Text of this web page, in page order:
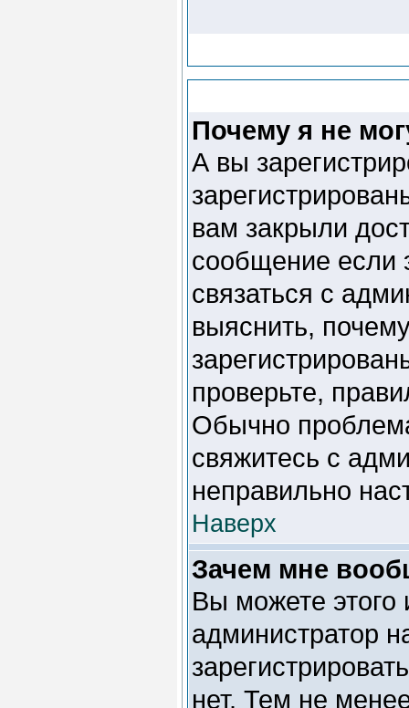
Почему я не
А вы
вам закрыли
сообщение если
связаться с
выяснить,
проверьте,
Обычно
свяжитесь с
неправильно
Наверх
Зачем мне
Вы можете этого
администратор
нет. Тем не